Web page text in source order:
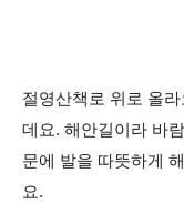
절영산책로 위로 올
데요. 해안길이라 바
문에
발을 따뜻하게
요.